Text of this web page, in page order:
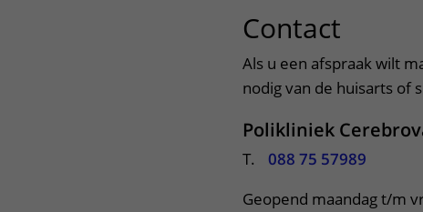
Contact
Als u een afspraak wilt
nodig van de huisarts of
Polikliniek
T.
088 75 57989
Geopend maandag t/m